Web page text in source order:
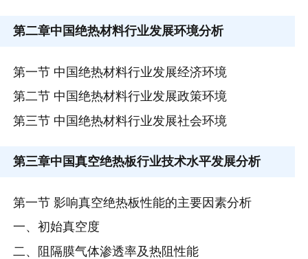
第二章中国绝热材料行业发展环境分析
第一节 中国绝热材料行业发展经济环境
第二节 中国绝热材料行业发展政策环境
第三节 中国绝热材料行业发展社会环境
第三章中国真空绝热板行业技术水平发展分析
第一节 影响真空绝热板性能的主要因素分析
一、初始真空度
二、阻隔膜气体渗透率及热阻性能